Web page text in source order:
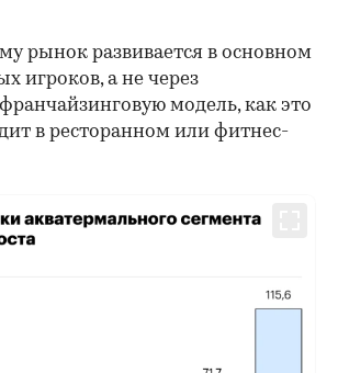
рынок развивается в основном
игроков, а не через
модель, как это
в ресторанном или фитнес-